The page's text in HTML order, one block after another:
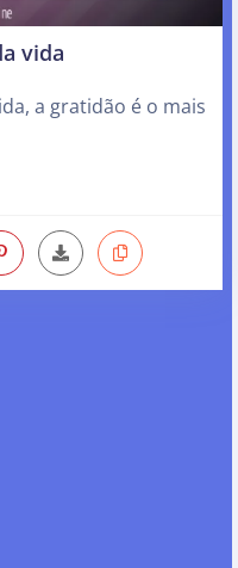
vida
a gratidão é o mais